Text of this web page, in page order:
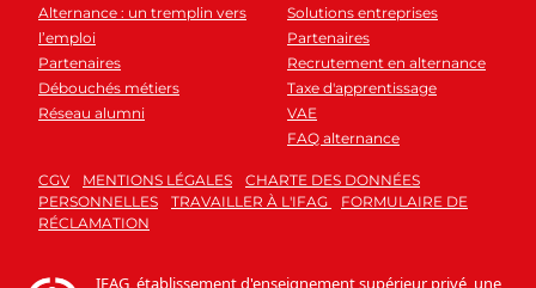
Alternance : un tremplin vers
l’emploi
Partenaires
Débouchés métiers
Réseau alumni
Solutions entreprises
Partenaires
Recrutement en alternance
Taxe d'apprentissage
VAE
FAQ alternance
CGV MENTIONS LÉGALES
CHARTE DES DONNÉES
PERSONNELLES
TRAVAILLER À L'IFAG
FORMULAIRE DE
RÉCLAMATION